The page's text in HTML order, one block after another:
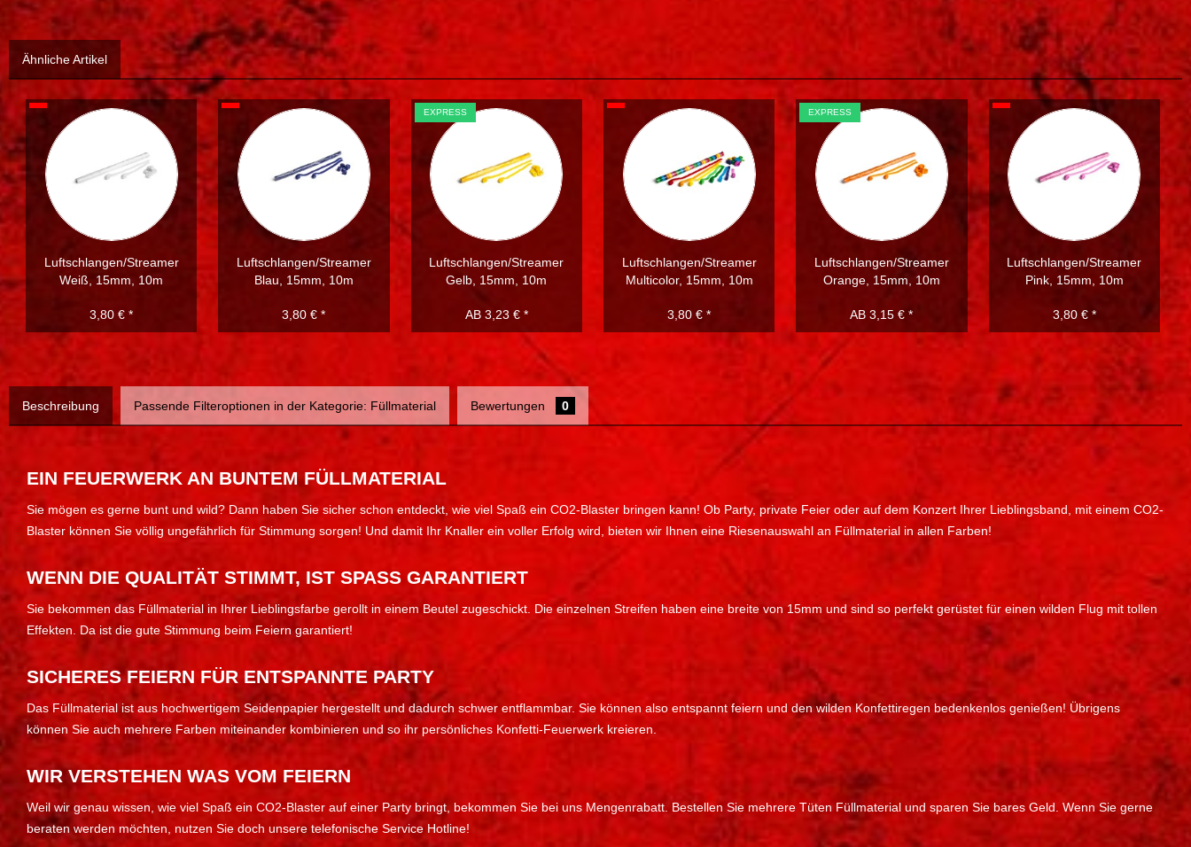
Ähnliche Artikel
Luftschlangen/Streamer
Weiß, 15mm, 10m
3,80 € *
Luftschlangen/Streamer
Blau, 15mm, 10m
3,80 € *
EXPRESS
Luftschlangen/Streamer
Gelb, 15mm, 10m
AB 3,23 € *
Luftschlangen/Streamer
Multicolor, 15mm, 10m
3,80 € *
EXPRESS
Luftschlangen/Streamer
Orange, 15mm, 10m
AB 3,15 € *
Luftschlangen/Streamer
Pink, 15mm, 10m
3,80 € *
Beschreibung Passende Filteroptionen in der Kategorie: Füllmaterial Bewertungen 0
EIN FEUERWERK AN BUNTEM FÜLLMATERIAL
Sie mögen es gerne bunt und wild? Dann haben Sie sicher schon entdeckt, wie viel Spaß ein CO2-Blaster bringen kann! Ob Party, private Feier oder auf dem Konzert Ihrer Lieblingsband, mit einem CO2-
Blaster können Sie völlig ungefährlich für Stimmung sorgen! Und damit Ihr Knaller ein voller Erfolg wird, bieten wir Ihnen eine Riesenauswahl an Füllmaterial in allen Farben!
WENN DIE QUALITÄT STIMMT, IST SPASS GARANTIERT
Sie bekommen das Füllmaterial in Ihrer Lieblingsfarbe gerollt in einem Beutel zugeschickt. Die einzelnen Streifen haben eine breite von 15mm und sind so perfekt gerüstet für einen wilden Flug mit tollen
Effekten. Da ist die gute Stimmung beim Feiern garantiert!
SICHERES FEIERN FÜR ENTSPANNTE PARTY
Das Füllmaterial ist aus hochwertigem Seidenpapier hergestellt und dadurch schwer entflammbar. Sie können also entspannt feiern und den wilden Konfettiregen bedenkenlos genießen! Übrigens
können Sie auch mehrere Farben miteinander kombinieren und so ihr persönliches Konfetti-Feuerwerk kreieren.
WIR VERSTEHEN WAS VOM FEIERN
Weil wir genau wissen, wie viel Spaß ein CO2-Blaster auf einer Party bringt, bekommen Sie bei uns Mengenrabatt. Bestellen Sie mehrere Tüten Füllmaterial und sparen Sie bares Geld. Wenn Sie gerne
beraten werden möchten, nutzen Sie doch unsere telefonische Service Hotline!